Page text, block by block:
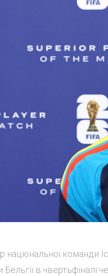
національної команди
Бельгії в